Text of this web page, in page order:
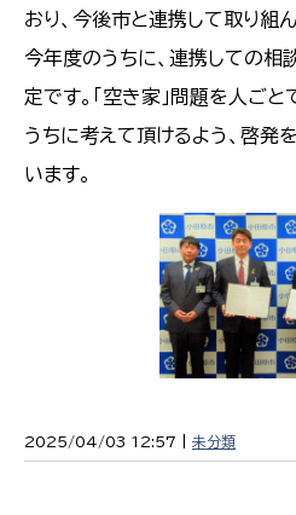
おり、今後市と連携して取り組
今年度のうちに、連携しての相
定です。「空き家」問題を人ご
うちに考えて頂けるよう、啓発
います。
2025/04/03 12:57 | 未分類